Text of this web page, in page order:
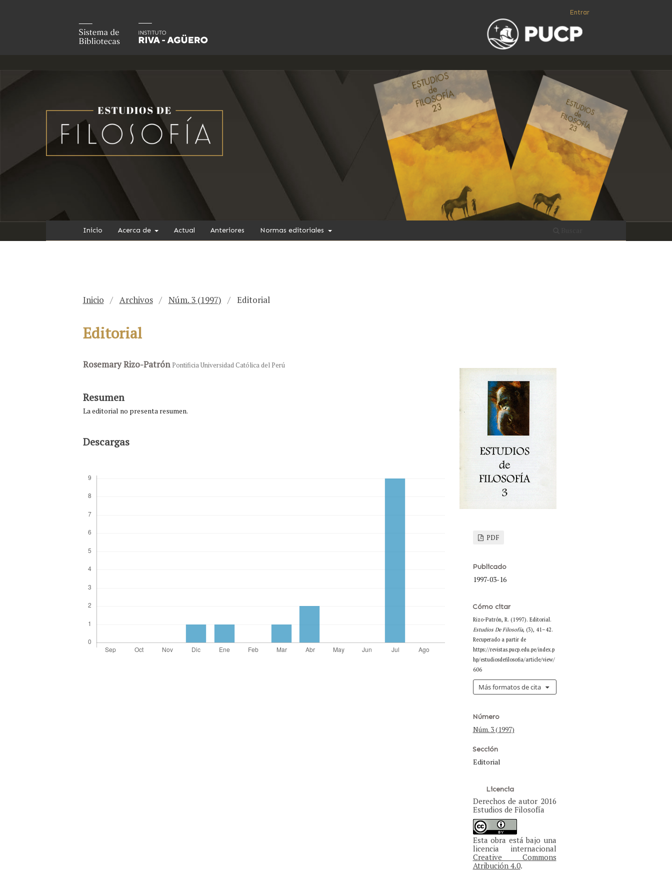
Inicio Acerca de Actual Anteriores Normas editoriales
Entrar
Inicio / Archivos / Núm. 3 (1997) / Editorial
Editorial
Rosemary Rizo-Patrón Pontificia Universidad Católica del Perú
Resumen
La editorial no presenta resumen.
Descargas
PDF
Publicado
1997-03-16
Cómo citar
Rizo-Patrón, R. (1997). Editorial.
Estudios De Filosofía, (3), 41–42.
Recuperado a partir de
https://revistas.pucp.edu.pe/index.p
hp/estudiosdefilosofia/article/view/
606
Más formatos de cita
Número
Núm. 3 (1997)
Sección
Editorial
Licencia
Derechos de autor 2016
Estudios de Filosofía
Esta obra está bajo una
licencia internacional
Creative Commons
Atribución 4.0.